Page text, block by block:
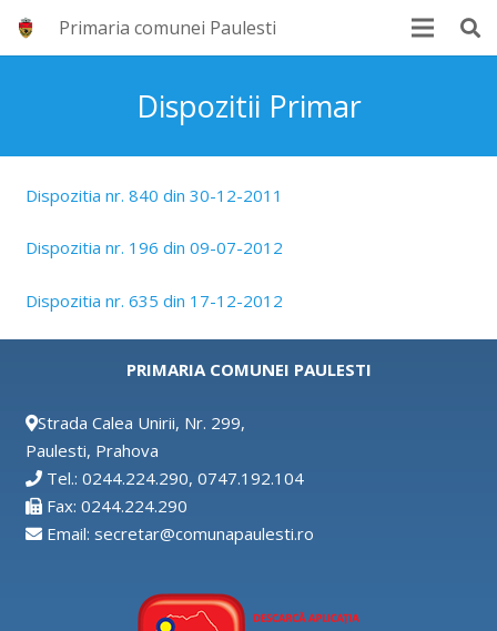
Primaria comunei Paulesti
Dispozitii Primar
Dispozitia nr. 840 din 30-12-2011
Dispozitia nr. 196 din 09-07-2012
Dispozitia nr. 635 din 17-12-2012
PRIMARIA COMUNEI PAULESTI
Strada Calea Unirii, Nr. 299,
Paulesti, Prahova
Tel.: 0244.224.290, 0747.192.104
Fax: 0244.224.290
Email: secretar@comunapaulesti.ro